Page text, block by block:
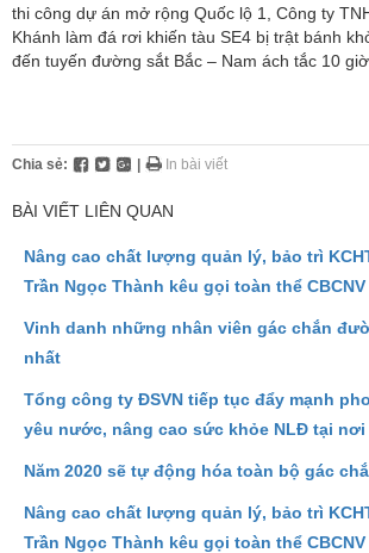
thi công dự án mở rộng Quốc lộ 1, Công ty
Khánh làm đá rơi khiến tàu SE4 bị trật bánh
đến tuyến đường sắt Bắc – Nam ách tắc 10 giờ.
Chia sẻ: | In bài viết
BÀI VIẾT LIÊN QUAN
Nâng cao chất lượng quản lý, bảo trì
Trần Ngọc Thành kêu gọi toàn thể CBCNV
Vinh danh những nhân viên gác chắn
nhất
Tổng công ty ĐSVN tiếp tục đẩy mạnh
yêu nước, nâng cao sức khỏe NLĐ tại nơi
Năm 2020 sẽ tự động hóa toàn bộ gác
Nâng cao chất lượng quản lý, bảo trì
Trần Ngọc Thành kêu gọi toàn thể CBCNV